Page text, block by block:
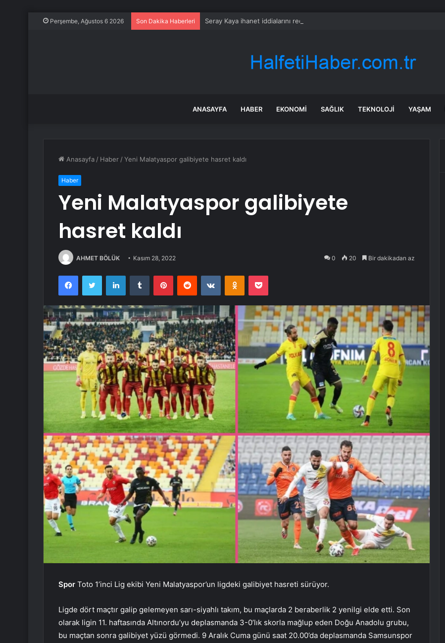
Perşembe, Ağustos 6 2026 Son Dakika Haberleri Seray Kaya ihanet iddialarını reddetti: Sahra Işık’tan olay gönderme geldi
ANASAYFA HABER EKONOMI SAĞLIK TEKNOLOJI YAŞAM
Anasayfa / Haber /Yeni Malatyaspor galibiyete hasret kaldı
Haber
Yeni Malatyaspor galibiyete
hasret kaldı
AHMET BÖLÜK Kasım 28, 2022 0 20 Bir dakikadan az
FacebookTwitter LinkedInTumblr PinterestReddit VKontakteOdnoklassniki
Pocket
Spor Toto 1’inci Lig ekibi Yeni Malatyaspor’un ligdeki galibiyet hasreti sürüyor.
Ligde dört maçtır galip gelemeyen sarı-siyahlı takım, bu maçlarda 2 beraberlik 2 yenilgi elde etti. Son
olarak ligin 11. haftasında Altınordu’yu deplasmanda 3-0’lık skorla mağlup eden Doğu Anadolu grubu,
bu maçtan sonra galibiyet yüzü görmedi. 9 Aralık Cuma günü saat 20.00’da deplasmanda Samsunspor